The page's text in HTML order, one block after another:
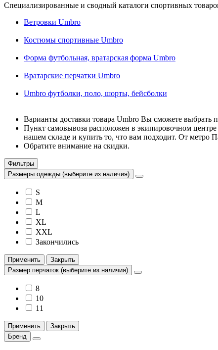
Специализированные и сводный каталоги спортивных
Ветровки Umbro
Костюмы спортивные Umbro
Форма футбольная, вратарская форма Umbro
Вратарские перчатки Umbro
Umbro футболки, поло, шорты, бейсболки
Варианты доставки товара Umbro Вы сможете выбрать
Пункт самовывоза расположен в экипировочном
нашем складе и купить то, что вам подходит. От метро
Обратите внимание на скидки.
Фильтры
Размеры одежды (выберите из наличия)
S
M
L
XL
XXL
Закончились
Применить
Закрыть
Размер перчаток (выберите из наличия)
8
10
11
Применить
Закрыть
Бренд